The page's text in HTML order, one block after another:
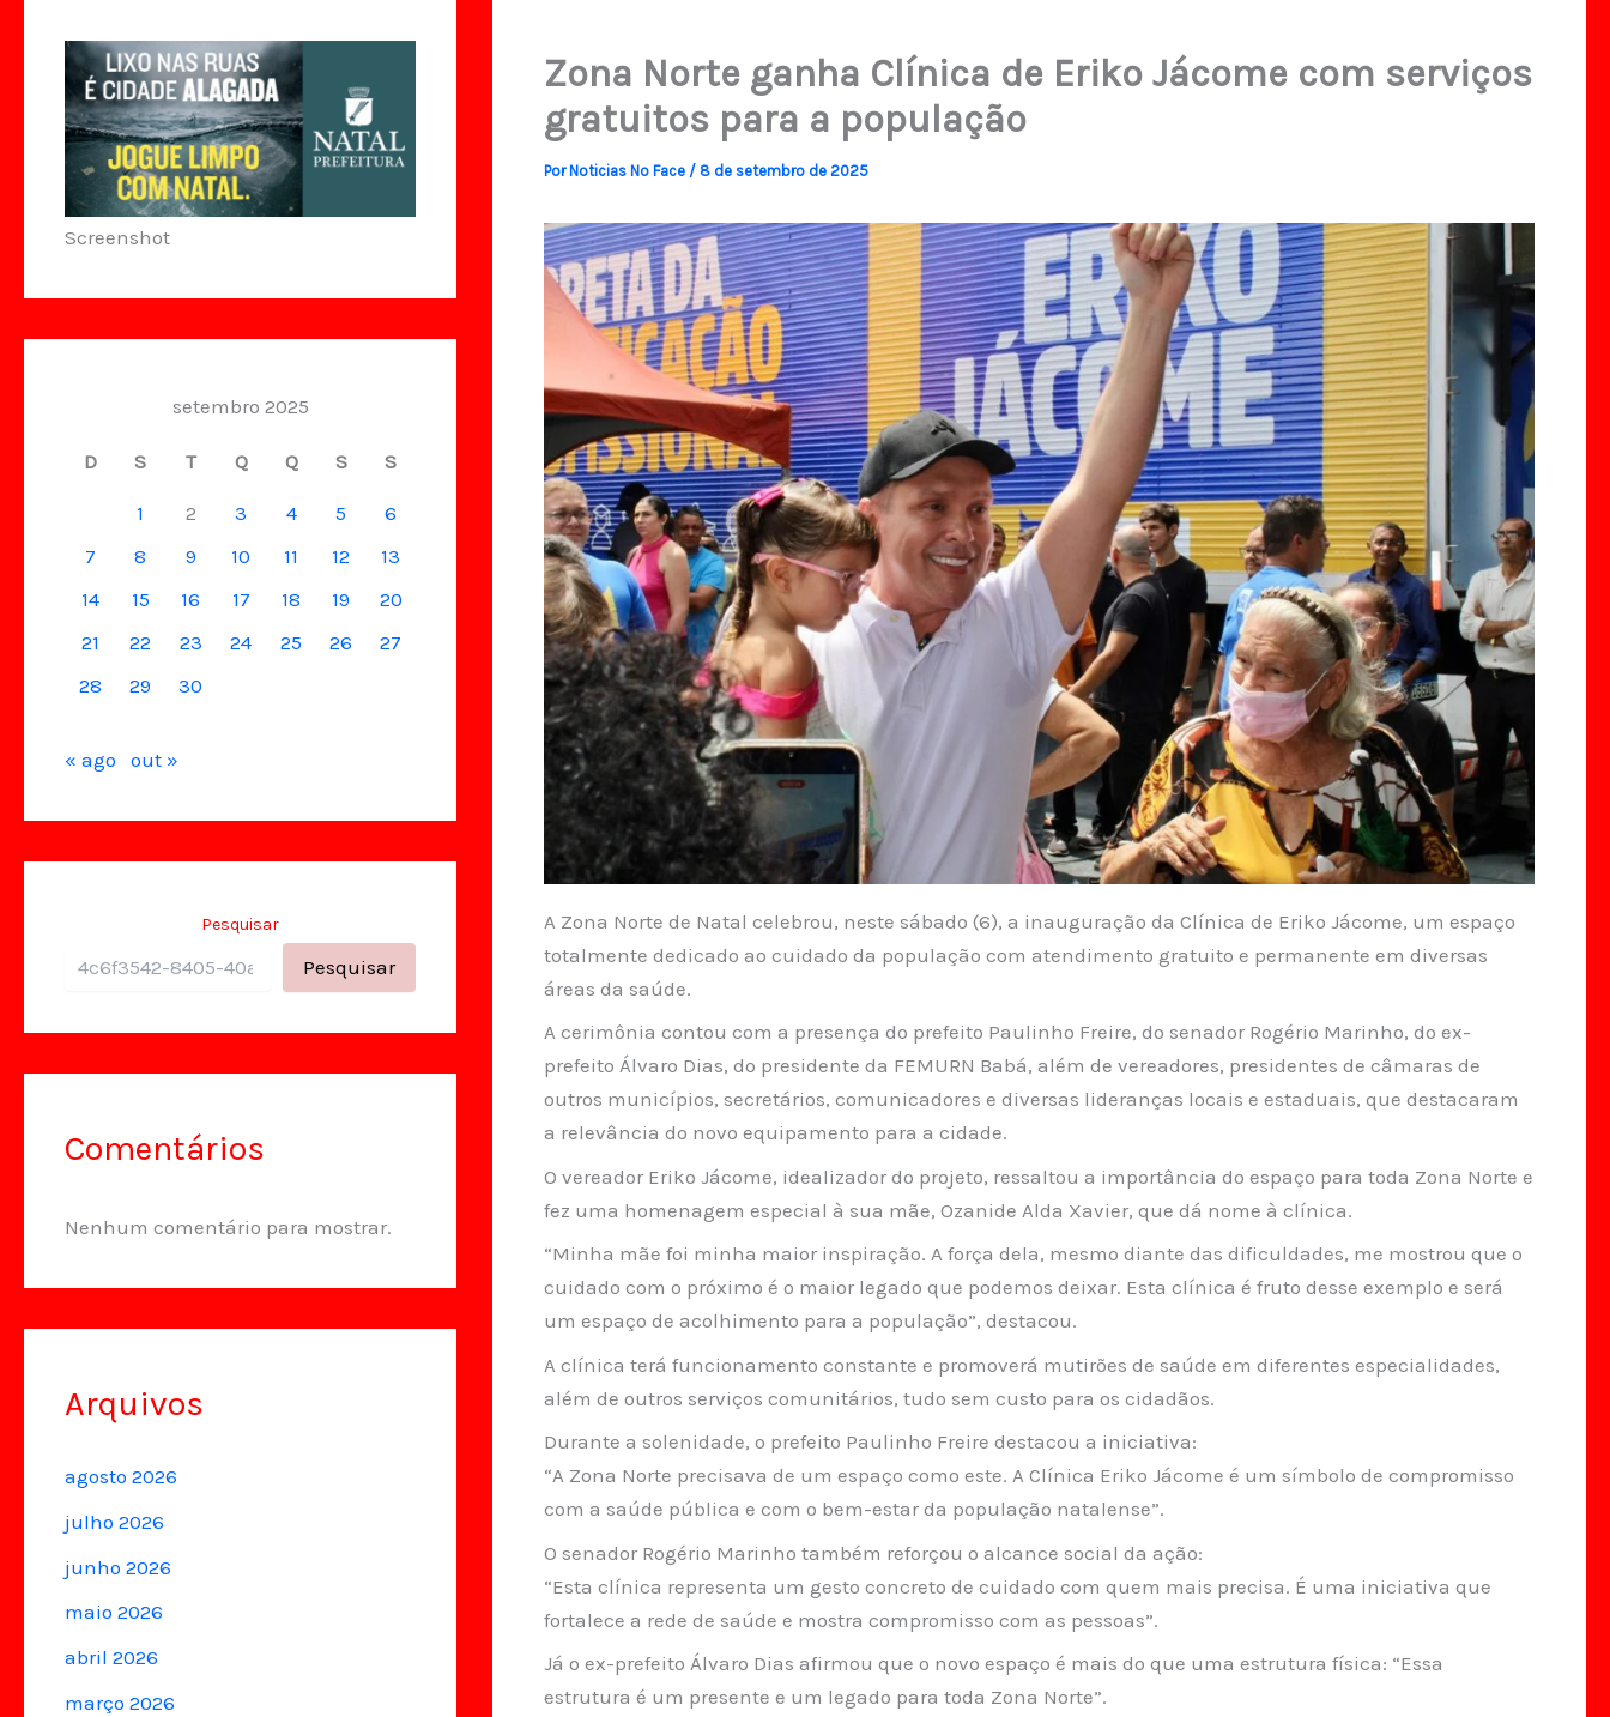
Screenshot
setembro 2025
D S T Q Q S S
1 2 3 4 5
6
7
8 9 10 11 12
13
14
15 16 17 18 19
20
21
22 23 24 25 26
27
28
29 30
« ago out »
Pesquisar
Pesquisar
Comentários
Nenhum comentário para mostrar.
Arquivos
agosto 2026
julho 2026
junho 2026
maio 2026
abril 2026
março 2026
Zona Norte ganha Clínica de Eriko Jácome com serviços
gratuitos para a população
PorNoticias No Face / 8 de setembro de 2025
A Zona Norte de Natal celebrou, neste sábado (6), a inauguração da Clínica de Eriko Jácome, um espaço
totalmente dedicado ao cuidado da população com atendimento gratuito e permanente em diversas
áreas da saúde.
A cerimônia contou com a presença do prefeito Paulinho Freire, do senador Rogério Marinho, do ex-
prefeito Álvaro Dias, do presidente da FEMURN Babá, além de vereadores, presidentes de câmaras de
outros municípios, secretários, comunicadores e diversas lideranças locais e estaduais, que destacaram
a relevância do novo equipamento para a cidade.
O vereador Eriko Jácome, idealizador do projeto, ressaltou a importância do espaço para toda Zona Norte e
fez uma homenagem especial à sua mãe, Ozanide Alda Xavier, que dá nome à clínica.
“Minha mãe foi minha maior inspiração. A força dela, mesmo diante das dificuldades, me mostrou que o
cuidado com o próximo é o maior legado que podemos deixar. Esta clínica é fruto desse exemplo e será
um espaço de acolhimento para a população”, destacou.
A clínica terá funcionamento constante e promoverá mutirões de saúde em diferentes especialidades,
além de outros serviços comunitários, tudo sem custo para os cidadãos.
Durante a solenidade, o prefeito Paulinho Freire destacou a iniciativa:
“A Zona Norte precisava de um espaço como este. A Clínica Eriko Jácome é um símbolo de compromisso
com a saúde pública e com o bem-estar da população natalense”.
O senador Rogério Marinho também reforçou o alcance social da ação:
“Esta clínica representa um gesto concreto de cuidado com quem mais precisa. É uma iniciativa que
fortalece a rede de saúde e mostra compromisso com as pessoas”.
Já o ex-prefeito Álvaro Dias afirmou que o novo espaço é mais do que uma estrutura física: “Essa
estrutura é um presente e um legado para toda Zona Norte”.